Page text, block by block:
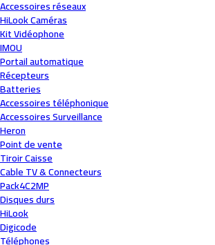
Accessoires réseaux
HiLook Caméras
Kit Vidéophone
IMOU
Portail automatique
Récepteurs
Batteries
Accessoires téléphonique
Accessoires Surveillance
Heron
Point de vente
Tiroir Caisse
Cable TV & Connecteurs
Pack4C2MP
Disques durs
HiLook
Digicode
Téléphones